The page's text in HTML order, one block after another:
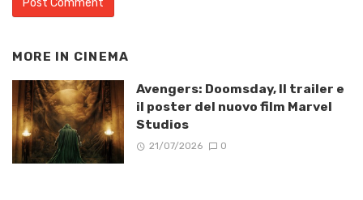
MORE IN CINEMA
Avengers: Doomsday, Il trailer e
il poster del nuovo film Marvel
Studios
21/07/2026 0